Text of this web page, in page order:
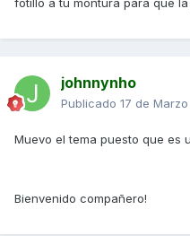
fotillo a tu montura para que
johnnynho
Publicado 17 de
Muevo el tema puesto que es
Bienvenido compañero!